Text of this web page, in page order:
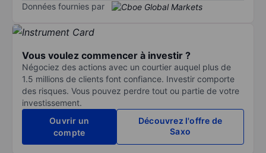
Données fournies par
Vous voulez commencer à investir ?
Négociez des actions avec un courtier auquel plus de
1.5 millions de clients font confiance. Investir comporte
des risques. Vous pouvez perdre tout ou partie de votre
investissement.
Ouvrir un
compte
Découvrez l'offre de
Saxo